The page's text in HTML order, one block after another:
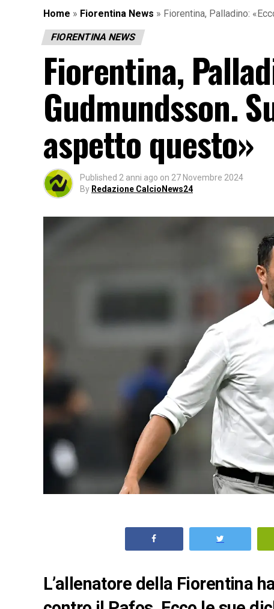
Home » Fiorentina News » Fiorentina, Palladino:
FIORENTINA NEWS
Fiorentina,
Gudmundsson.
aspetto questo»
Published 2 anni ago on 27 Novembre 2024
By Redazione CalcioNews24
L’allenatore della Fiorentina